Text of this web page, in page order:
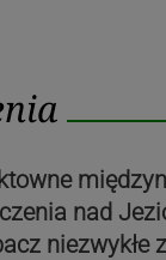
nad
niezwykłe